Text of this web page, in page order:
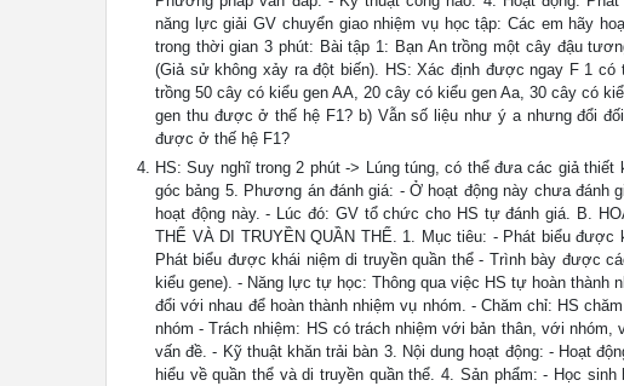
năng lực giải GV chuyển giao nhiệm vụ học tập: Các em hãy
trong thời gian 3 phút: Bài tập 1: Bạn An trồng một cây đậu
(Giả sử không xảy ra đột biến). HS: Xác định được ngay F 1
trồng 50 cây có kiểu gen AA, 20 cây có kiểu gen Aa, 30 cây có
gen thu được ở thế hệ F1? b) Vẫn số liệu như ý a nhưng đổi
được ở thế hệ F1?
HS: Suy nghĩ trong 2 phút -> Lúng túng, có thể đưa các giả
góc bảng 5. Phương án đánh giá: - Ở hoạt động này chưa
hoạt động này. - Lúc đó: GV tổ chức cho HS tự đánh giá. B.
THỂ VÀ DI TRUYỀN QUẦN THỂ. 1. Mục tiêu: - Phát biểu
Phát biểu được khái niệm di truyền quần thể - Trình bày được
kiểu gene). - Năng lực tự học: Thông qua việc HS tự hoàn
đổi với nhau để hoàn thành nhiệm vụ nhóm. - Chăm chỉ: HS
nhóm - Trách nhiệm: HS có trách nhiệm với bản thân, với
vấn đề. - Kỹ thuật khăn trải bàn 3. Nội dung hoạt động: - Hoạt
hiểu về quần thể và di truyền quần thể. 4. Sản phẩm: - Học